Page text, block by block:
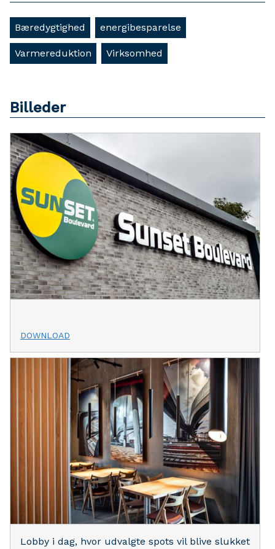
Bæredygtighed energibesparelse
Varmereduktion Virksomhed
Billeder
DOWNLOAD
Lobby i dag, hvor udvalgte spots vil blive slukket